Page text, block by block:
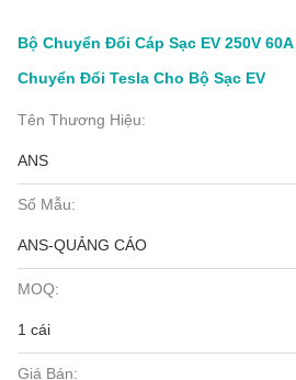
Bộ Chuyển Đổi Cáp Sạc EV 250V
Chuyển Đổi Tesla Cho Bộ Sạc EV
Tên Thương Hiệu:
ANS
Số Mẫu:
ANS-QUẢNG CÁO
MOQ:
1 cái
Giá Bán: